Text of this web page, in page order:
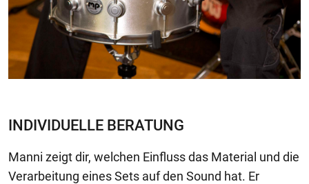
INDIVIDUELLE BERATUNG
Manni zeigt dir, welchen Einfluss das Material und die
Verarbeitung eines Sets auf den Sound hat. Er